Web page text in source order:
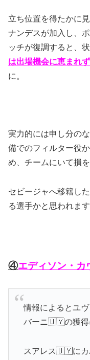
立ち位置を得たかに
ナンデスが加入し、
ッチが復調すると、
は出場機会に恵まれ
に。
実力的には申し分の
備でのフィルター役
め、チームにいて損
セビージャへ移籍し
る選手かと思われます
④エディソン・カ
情報によるとユ
バーニ🇺🇾の獲得
スアレス🇺🇾に